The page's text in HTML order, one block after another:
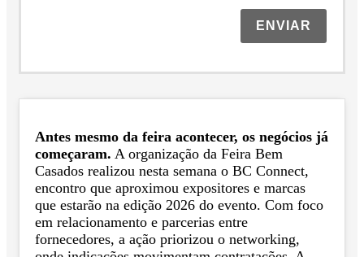
ENVIAR
Antes mesmo da feira acontecer, os negócios já
começaram. A organização da Feira Bem
Casados realizou nesta semana o BC Connect,
encontro que aproximou expositores e marcas
que estarão na edição 2026 do evento. Com foco
em relacionamento e parcerias entre
fornecedores, a ação priorizou o networking,